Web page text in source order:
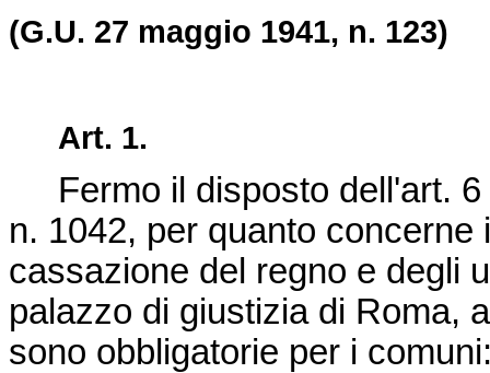
(G.U. 27 maggio 1941, n. 123)
Art. 1.
Fermo il disposto dell'art. 6
n. 1042, per quanto
cassazione del regno e degli
palazzo di giustizia di Roma,
sono obbligatorie per i